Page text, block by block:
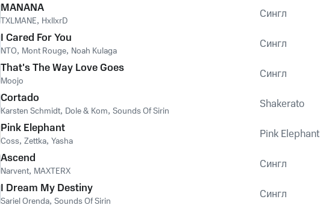
MANANA
TXLMANE, HxllxrD Сингл
I Cared For You
NTO, Mont Rouge, Noah Kulaga Сингл
That's The Way Love Goes
Moojo Сингл
Cortado
Karsten Schmidt, Dole & Kom, Sounds Of Sirin Shakerato
Pink Elephant
Coss, Zettka, Yasha Pink Elephant
Ascend
Narvent, MAXTERX Сингл
I Dream My Destiny
Sariel Orenda, Sounds Of Sirin Сингл